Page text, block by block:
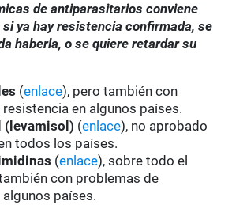
de antiparasitarios conviene
ya hay resistencia confirmada, se
haberla, o se quiere retardar su
(enlace), pero también con
en algunos países.
(levamisol) (enlace), no aprobado
todos los países.
(enlace), sobre todo el
con problemas de
países.